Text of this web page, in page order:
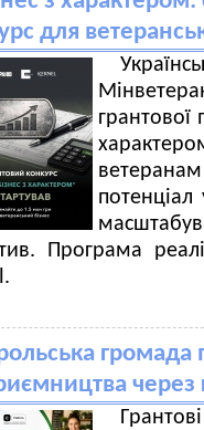
для
грантової
Програма
громада
через